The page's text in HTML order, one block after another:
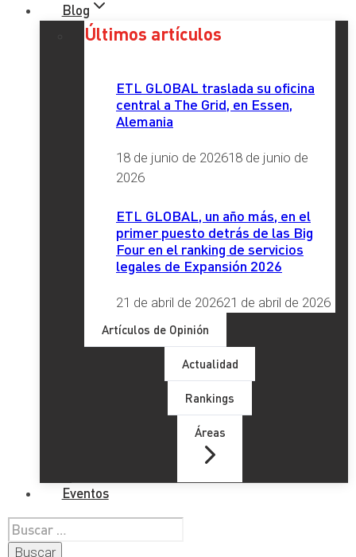
Blog
Últimos artículos
ETL GLOBAL traslada su oficina
central a The Grid, en Essen,
Alemania
18 de junio de 202618 de junio de
2026
ETL GLOBAL, un año más, en el
primer puesto detrás de las Big
Four en el ranking de servicios
legales de Expansión 2026
21 de abril de 202621 de abril de 2026
Artículos de Opinión
Actualidad
Rankings
Áreas
Eventos
Buscar: